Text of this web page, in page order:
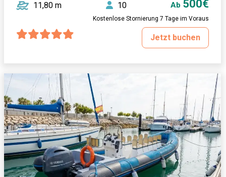
11,80 m 10 Ab 500€
Kostenlose Stornierung 7 Tage im Voraus
Jetzt buchen